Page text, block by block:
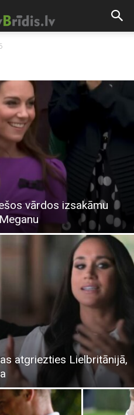
vārdos izsakāmu
atgriezties Lielbritānijā,